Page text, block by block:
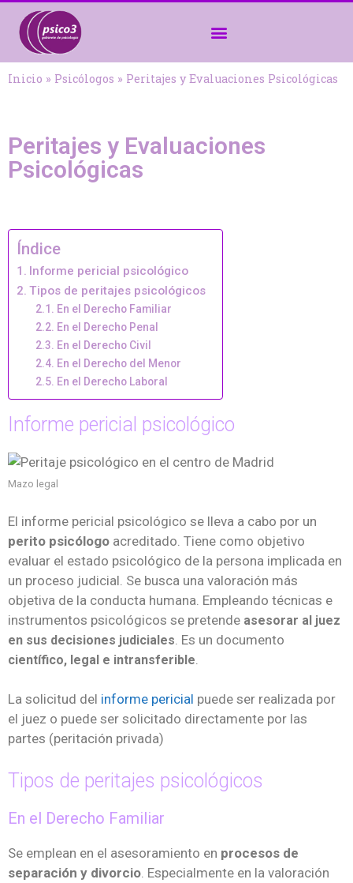
Inicio » Psicólogos » Peritajes y Evaluaciones Psicológicas
Peritajes y Evaluaciones
Psicológicas
Índice
Informe pericial psicológico
Tipos de peritajes psicológicos
En el Derecho Familiar
En el Derecho Penal
En el Derecho Civil
En el Derecho del Menor
En el Derecho Laboral
Informe pericial psicológico
Mazo legal
El informe pericial psicológico se lleva a cabo por un
perito psicólogo acreditado. Tiene como objetivo
evaluar el estado psicológico de la persona implicada en
un proceso judicial. Se busca una valoración más
objetiva de la conducta humana. Empleando técnicas e
instrumentos psicológicos se pretende asesorar al juez
en sus decisiones judiciales . Es un documento
científico, legal e intransferible
La solicitud del informe pericial puede ser realizada por
el juez o puede ser solicitado directamente por las
partes (peritación privada)
Tipos de peritajes psicológicos
En el Derecho Familiar
Se emplean en el asesoramiento en procesos de
separación y divorcio . Especialmente en la valoración